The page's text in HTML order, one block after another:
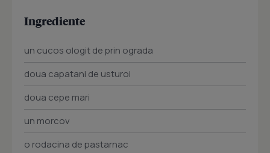
Ingrediente
un cucos ologit de prin ograda
doua capatani de usturoi
doua cepe mari
un morcov
o rodacina de pastarnac